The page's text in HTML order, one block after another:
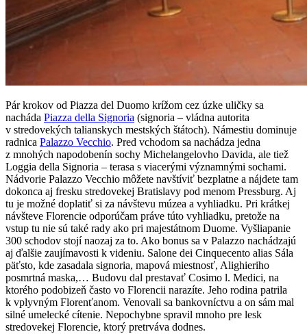
Pár krokov od Piazza del Duomo krížom cez úzke uličky sa
nacháda Piazza della Signoria (signoria – vládna autorita
v stredovekých talianskych mestských štátoch). Námestiu dominuje
radnica Palazzo Vecchio. Pred vchodom sa nachádza jedna
z mnohých napodobenín sochy Michelangelovho Davida, ale tiež
Loggia della Signoria – terasa s viacerými významnými sochami.
Nádvorie Palazzo Vecchio môžete navštíviť bezplatne a nájdete tam
dokonca aj fresku stredovekej Bratislavy pod menom Pressburg. Aj
tu je možné doplatiť si za návštevu múzea a vyhliadku. Pri krátkej
návšteve Florencie odporúčam práve túto vyhliadku, pretože na
vstup tu nie sú také rady ako pri majestátnom Duome. Vyšliapanie
300 schodov stojí naozaj za to. Ako bonus sa v Palazzo nachádzajú
aj ďalšie zaujímavosti k videniu. Salone dei Cinquecento alias Sála
päťsto, kde zasadala signoria, mapová miestnosť, Alighieriho
posmrtná maska,… Budovu dal prestavať Cosimo l. Medici, na
ktorého podobizeň často vo Florencii narazíte. Jeho rodina patrila
k vplyvným Florenťanom. Venovali sa bankovníctvu a on sám mal
silné umelecké cítenie. Nepochybne spravil mnoho pre lesk
stredovekej Florencie, ktorý pretrváva dodnes.